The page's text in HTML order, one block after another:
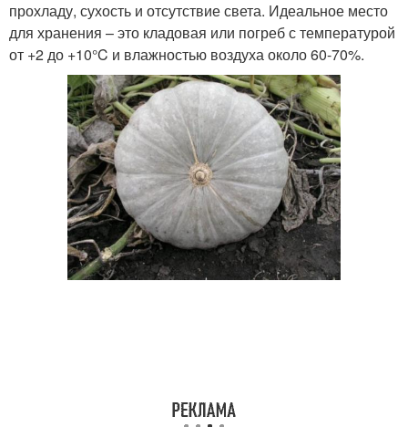
прохладу, сухость и отсутствие света. Идеальное место
для хранения – это кладовая или погреб с температурой
от +2 до +10°C и влажностью воздуха около 60-70%.